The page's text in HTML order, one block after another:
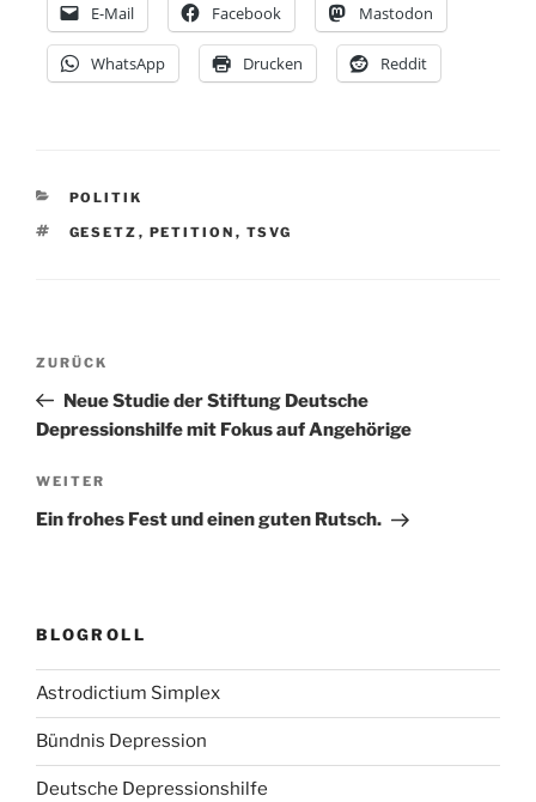
E-Mail Facebook Mastodon
WhatsApp Drucken Reddit
KATEGORIEN
POLITIK
SCHLAGWÖRTER
GESETZ , PETITION , TSVG
Beitragsnavigation
Vorheriger
Beitrag
ZURÜCK
Neue Studie der Stiftung Deutsche
Depressionshilfe mit Fokus auf Angehörige
Nächster
Beitrag
WEITER
Ein frohes Fest und einen guten Rutsch.
BLOGROLL
Astrodictium Simplex
Bündnis Depression
Deutsche Depressionshilfe